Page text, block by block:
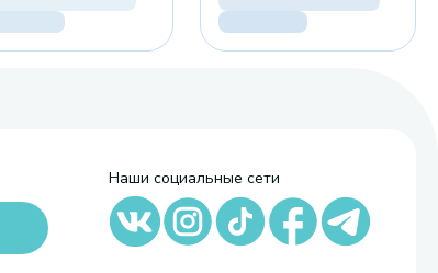
Наши социальные сети